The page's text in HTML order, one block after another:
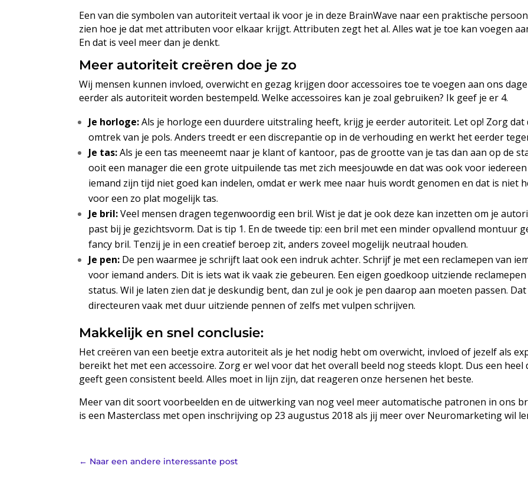
Een van die symbolen van autoriteit vertaal ik voor je in deze BrainWave naar een praktische
zien hoe je dat met attributen voor elkaar krijgt. Attributen zegt het al. Alles wat je toe kan voegen
En dat is veel meer dan je denkt.
Meer autoriteit creëren doe je zo
Wij mensen kunnen invloed, overwicht en gezag krijgen door accessoires toe te voegen aan ons
eerder als autoriteit worden bestempeld. Welke accessoires kan je zoal gebruiken? Ik geef je er 4.
Je horloge:Als je horloge een duurdere uitstraling heeft, krijg je eerder autoriteit. Let op! Zorg
omtrek van je pols. Anders treedt er een discrepantie op in de verhouding en werkt het eerder
Je tas:Als je een tas meeneemt naar je klant of kantoor, pas de grootte van je tas dan aan op de
ooit een manager die een grote uitpuilende tas met zich meesjouwde en dat was ook voor
iemand zijn tijd niet goed kan indelen, omdat er werk mee naar huis wordt genomen en dat is niet
voor een zo plat mogelijk tas.
Je bril:Veel mensen dragen tegenwoordig een bril. Wist je dat je ook deze kan inzetten om je
past bij je gezichtsvorm. Dat is tip 1. En de tweede tip: een bril met een minder opvallend montuur
fancy bril. Tenzij je in een creatief beroep zit, anders zoveel mogelijk neutraal houden.
Je pen: De pen waarmee je schrijft laat ook een indruk achter. Schrijf je met een reclamepen van
voor iemand anders. Dit is iets wat ik vaak zie gebeuren. Een eigen goedkoop uitziende
status. Wil je laten zien dat je deskundig bent, dan zul je ook je pen daarop aan moeten passen.
directeuren vaak met duur uitziende pennen of zelfs met vulpen schrijven.
Makkelijk en snel conclusie:
Het creëren van een beetje extra autoriteit als je het nodig hebt om overwicht, invloed of jezelf als
bereikt het met een accessoire. Zorg er wel voor dat het overall beeld nog steeds klopt. Dus een
geeft geen consistent beeld. Alles moet in lijn zijn, dat reageren onze hersenen het beste.
Meer van dit soort voorbeelden en de uitwerking van nog veel meer automatische patronen in ons
is een Masterclass met open inschrijving op 23 augustus 2018 als jij meer over Neuromarketing wil
← Naar een andere interessante post